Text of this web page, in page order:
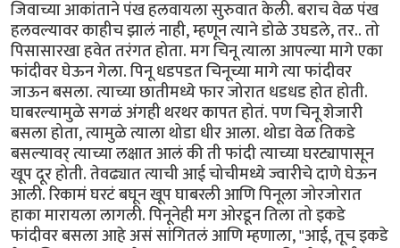
जिवाच्या आकांताने पंख हलवायला सुरुवात केली. बराच वेळ पंख
हलवल्यावर काहीच झालं नाही, म्हणून त्याने डोळे उघडले, तर.. तो
पिसासारखा हवेत तरंगत होता. मग चिनू त्याला आपल्या मागे एका
फांदीवर घेऊन गेला. पिनू धडपडत चिनूच्या मागे त्या फांदीवर
जाऊन बसला. त्याच्या छातीमध्ये फार जोरात धडधड होत होती.
घाबरल्यामुळे सगळं अंगही थरथर कापत होतं. पण चिनू शेजारी
बसला होता, त्यामुळे त्याला थोडा धीर आला. थोडा वेळ तिकडे
बसल्यावर् त्याच्या लक्षात आलं की ती फांदी त्याच्या घरट्यापासून
खूप दूर होती. तेवढ्यात त्याची आई चोचीमध्ये ज्वारीचे दाणे घेऊन
आली. रिकामं घरटं बघून खूप घाबरली आणि पिनूला जोरजोरात
हाका मारायला लागली. पिनूनेही मग ओरडून तिला तो इकडे
फांदीवर बसला आहे असं सांगितलं आणि म्हणाला, "आई, तूच इकडे